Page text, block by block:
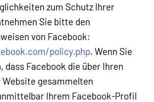
zum Schutz Ihrer
Sie bitte den
von Facebook:
policy.php. Wenn Sie
dass Facebook die über Ihren
gesammelten
Ihrem Facebook-Profil